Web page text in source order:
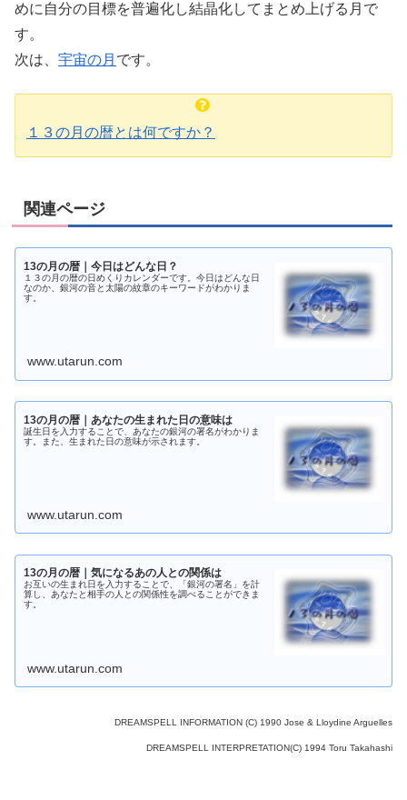
めに自分の目標を普遍化し結晶化してまとめ上げる月で
す。
次は、 宇宙の月 です。
１３の月の暦とは何ですか？
関連ページ
13の月の暦｜今日はどんな日？
１３の月の暦の日めくりカレンダーです。今日はどんな日
なのか、銀河の音と太陽の紋章のキーワードがわかりま
す。
www.utarun.com
13の月の暦｜あなたの生まれた日の意味は
誕生日を入力することで、あなたの銀河の署名がわかりま
す。また、生まれた日の意味が示されます。
www.utarun.com
13の月の暦｜気になるあの人との関係は
お互いの生まれ日を入力することで、「銀河の署名」を計
算し、あなたと相手の人との関係性を調べることができま
す。
www.utarun.com
DREAMSPELL INFORMATION (C) 1990 Jose & Lloydine Arguelles
DREAMSPELL INTERPRETATION(C) 1994 Toru Takahashi